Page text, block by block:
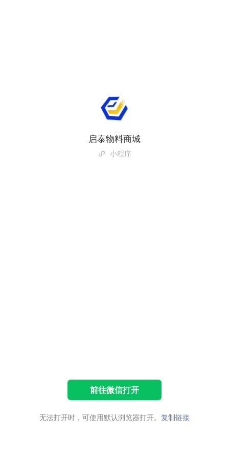
启泰物料商城
小程序
前往微信打开
无法打开时，可使用默认浏览器打开。 复制链接